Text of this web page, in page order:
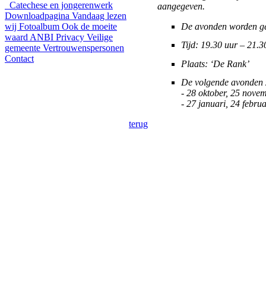
Catechese en jongerenwerk
Downloadpagina Vandaag lezen
wij Fotoalbum Ook de moeite
waard ANBI Privacy Veilige
gemeente Vertrouwenspersonen
Contact
aangegeven.
De avonden worden
Tijd: 19.30 uur –
Plaats: ‘De Rank’
De volgende
- 28 oktober, 25
- 27 januari, 24
terug